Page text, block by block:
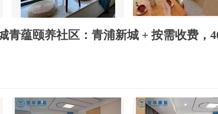
青蕴颐养社区：青浦新城 + 按需收费，